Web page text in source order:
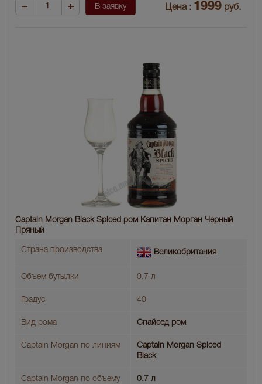
В заявку Цена : 1999 руб.
Captain Morgan Black Spiced ром Капитан Морган Черный
Пряный
Страна производства Великобритания
Объем бутылки 0.7 л
Градус 40
Вид рома Спайсед ром
Captain Morgan по линиям
Captain Morgan Spiced
Black
Captain Morgan по объему 0.7 л